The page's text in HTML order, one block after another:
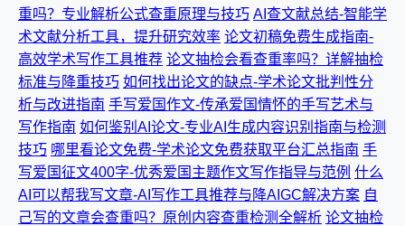
重吗？专业解析公式查重原理与技巧 AI查文献总结-智能学
术文献分析工具，提升研究效率 论文初稿免费生成指南-
高效学术写作工具推荐 论文抽检会看查重率吗？详解抽检
标准与降重技巧 如何找出论文的缺点-学术论文批判性分
析与改进指南 手写爱国作文-传承爱国情怀的手写艺术与
写作指南 如何鉴别AI论文-专业AI生成内容识别指南与检测
技巧 哪里看论文免费-学术论文免费获取平台汇总指南 手
写爱国征文400字-优秀爱国主题作文写作指导与范例 什么
AI可以帮我写文章-AI写作工具推荐与降AIGC解决方案 自
己写的文章会查重吗？原创内容查重检测全解析 论文抽检